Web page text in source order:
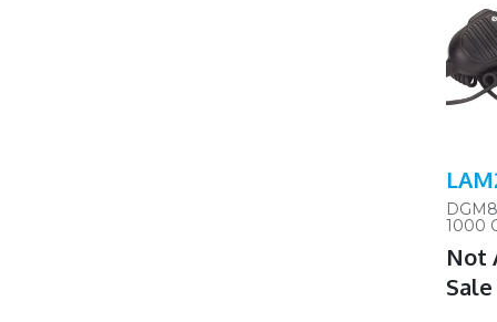
1000
CD
Not
Sale